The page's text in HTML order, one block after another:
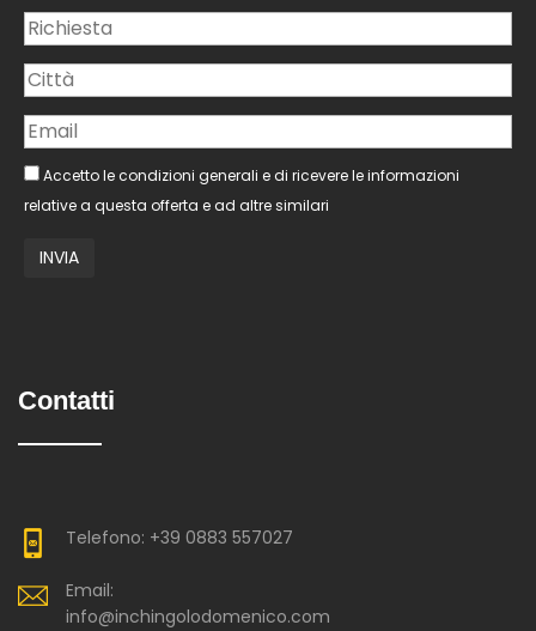
Accetto le condizioni generali e di ricevere le informazioni
relative a questa offerta e ad altre similari
Contatti
Telefono: +39 0883 557027
Email:
info@inchingolodomenico.com